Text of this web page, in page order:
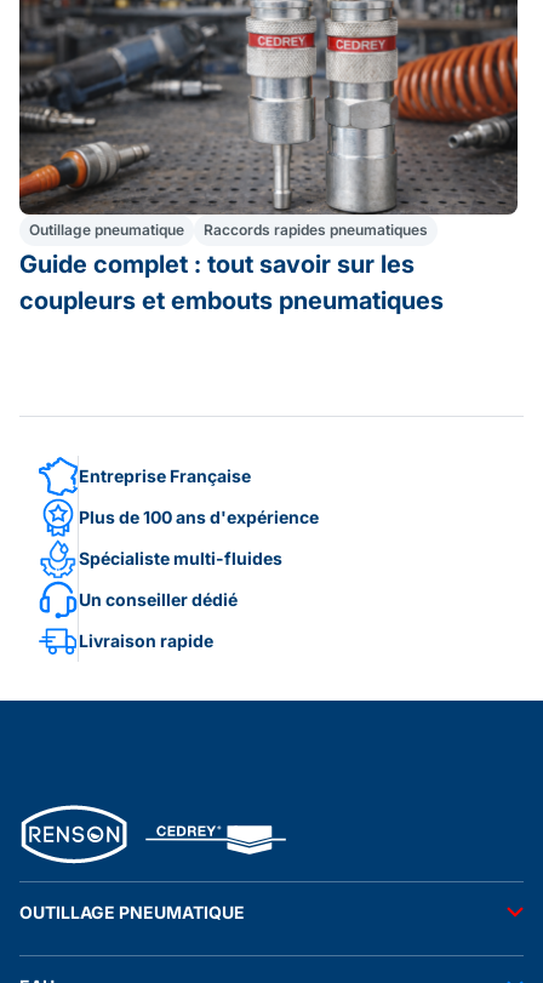
Outillage pneumatique Raccords rapides pneumatiques
Guide complet : tout savoir sur les
coupleurs et embouts pneumatiques
Entreprise Française
Plus de 100 ans d'expérience
Spécialiste multi-fluides
Un conseiller dédié
Livraison rapide
OUTILLAGE PNEUMATIQUE